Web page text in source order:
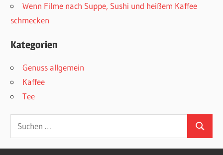
Wenn Filme nach Suppe, Sushi und heißem Kaffee
schmecken
Kategorien
Genuss allgemein
Kaffee
Tee
Suchen
nach:
Suchen